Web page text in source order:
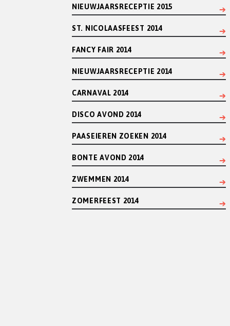
NIEUWJAARSRECEPTIE 2015
ST. NICOLAASFEEST 2014
FANCY FAIR 2014
NIEUWJAARSRECEPTIE 2014
CARNAVAL 2014
DISCO AVOND 2014
PAASEIEREN ZOEKEN 2014
BONTE AVOND 2014
ZWEMMEN 2014
ZOMERFEEST 2014